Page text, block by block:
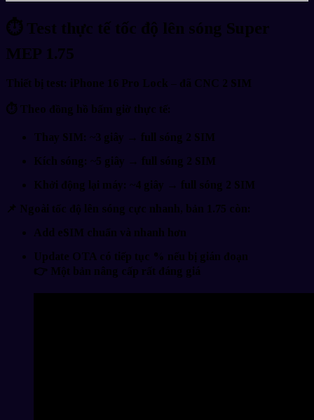
⏱ Test thực tế tốc độ lên sóng Super
MEP 1.75
Thiết bị test: iPhone 16 Pro Lock – đã CNC 2 SIM
⏱ Theo đồng hồ bấm giờ thực tế:
Thay SIM: ~3 giây → full sóng 2 SIM
Kích sóng: ~5 giây → full sóng 2 SIM
Khởi động lại máy: ~4 giây → full sóng 2 SIM
📌 Ngoài tốc độ lên sóng cực nhanh, bản 1.75 còn:
Add eSIM chuẩn và nhanh hơn
Update OTA có tiếp tục % nếu bị gián đoạn
👉 Một bản nâng cấp rất đáng giá